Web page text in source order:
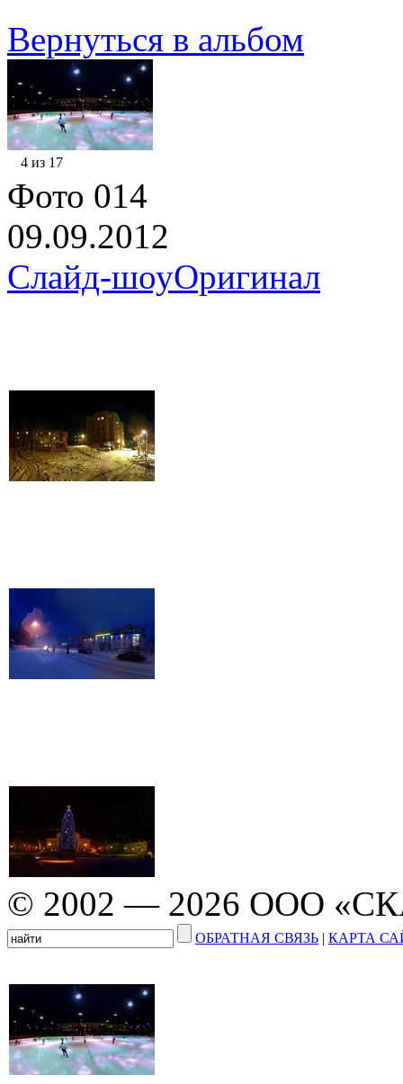
Вернуться в альбом
4 из 17
Фото 014
09.09.2012
Слайд-шоуОригинал
© 2002 — 2026 ООО
ОБРАТНАЯ СВЯЗЬ | КАРТА